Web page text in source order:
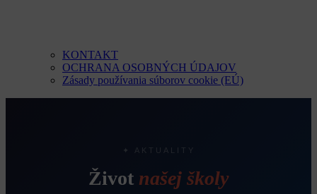
KONTAKT
OCHRANA OSOBNÝCH ÚDAJOV
Zásady používania súborov cookie (EÚ)
✦ AKTUALITY
Život našej školy